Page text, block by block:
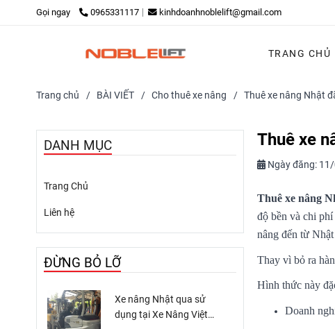
Gọi ngay 0965331117 kinhdoanhnoblelift@gmail.com
TRANG CHỦ
Trang chủ / BÀI VIẾT / Cho thuê xe nâng / Thuê xe nâng Nhật
Thuê xe
Ngày đăng:11/
Thuê xe nâng
độ bền và chi
nâng đến từ
Thay vì bỏ ra
Hình thức này
Doanh
DANH MỤC
Trang Chủ
Liên hệ
ĐỪNG BỎ LỠ
Xe nâng Nhật qua sử
dụng tại Xe Nâng Việt